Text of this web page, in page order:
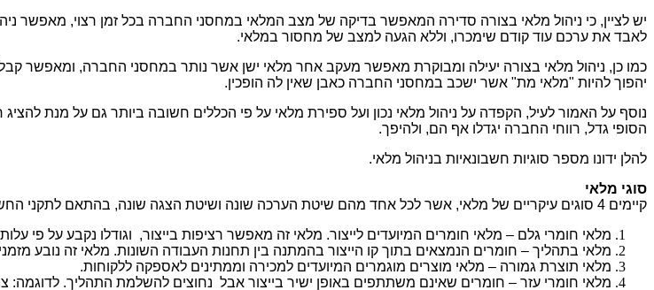
יש לציין, כי ניהול מלאי בצורה סדירה המאפשר בדיקה של מצב המלאי במחסני החברה בכל זמן רצוי, מאפשר
לאבד את ערכם עוד קודם שימכרו, וללא הגעה למצב של מחסור במלאי.
כמו כן, ניהול מלאי בצורה יעילה ומבוקרת מאפשר מעקב אחר מלאי ישן אשר נותר במחסני החברה, ומאפשר
יהפוך להיות "מלאי מת" אשר ישכב במחסני החברה כאבן שאין לה הופכין.
נוסף על האמור לעיל, הקפדה על ניהול מלאי נכון ועל ספירת מלאי על פי הכללים חשובה ביותר גם על מנת
הסופי גדל, רווחי החברה יגדלו אף הם, ולהיפך.
להלן ידונו מספר סוגיות חשבונאיות בניהול מלאי.
סוגי מלאי
קיימים 4 סוגים עיקריים של מלאי, אשר לכל אחד מהם שיטת הערכה שונה ושיטת הצגה שונה, בהתאם לתקני החשבונאות.
מלאי חומרי גלם – מלאי חומרים המיועדים לייצור. מלאי זה מאפשר רציפות בייצור, וגודלו נקבע על פי עלות,
מלאי בתהליך – חומרים הנמצאים בתוך קו הייצור בהמתנה בין תחנות העבודה השונות. מלאי זה נובע
מלאי תוצרת גמורה – מלאי מוצרים מוגמרים המיועדים למכירה וממתינים לאספקה ללקוחות.
מלאי חומרי עזר – חומרים שאינם משתתפים באופן ישיר בייצור אבל נחוצים להשלמת התהליך. לדוגמה: